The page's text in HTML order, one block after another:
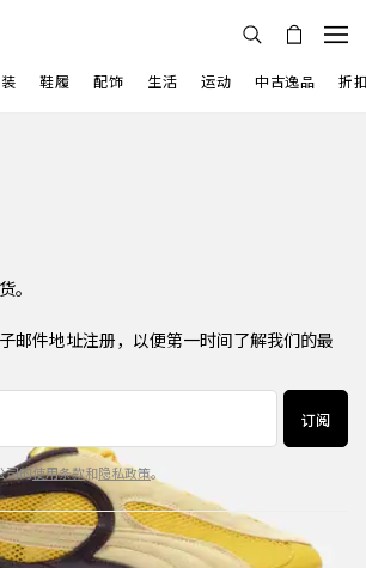
鞋履 配饰 生活 运动 中古逸品 折
。
邮件地址注册，以便第一时间了解我们的最
订阅
司的使用条款和隐私政策。